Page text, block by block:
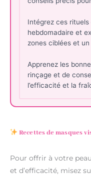
Intégrez ces
hebdomadaire et
zones ciblées et
Apprenez les
rinçage et de
l’efficacité et la
Recettes de masques
Pour offrir à votre
et d’efficacité, misez